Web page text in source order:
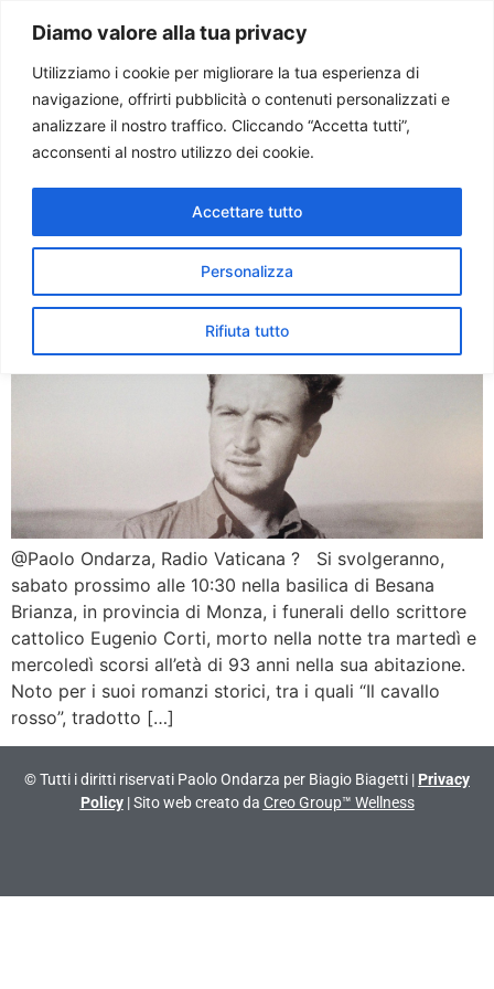
Diamo valore alla tua privacy
Utilizziamo i cookie per migliorare la tua esperienza di
navigazione, offrirti pubblicità o contenuti personalizzati e
analizzare il nostro traffico. Cliccando “Accetta tutti”,
acconsenti al nostro utilizzo dei cookie.
Personalizza
Rifiuta tutto
Accettare tutto
Paolo Ondarza
Tag:il cavallo rosso
Morto lo scrittore Eugenio
Corti. Mons. Negri: “Ha
combattuto per il Regno”
@Paolo Ondarza, Radio Vaticana ? Si svolgeranno,
sabato prossimo alle 10:30 nella basilica di Besana
Brianza, in provincia di Monza, i funerali dello scrittore
cattolico Eugenio Corti, morto nella notte tra martedì e
mercoledì scorsi all’età di 93 anni nella sua abitazione.
Noto per i suoi romanzi storici, tra i quali “Il cavallo
rosso”, tradotto […]
© Tutti i diritti riservati Paolo Ondarza per Biagio Biagetti | Privacy
Policy| Sito web creato da Creo Group™ Wellness